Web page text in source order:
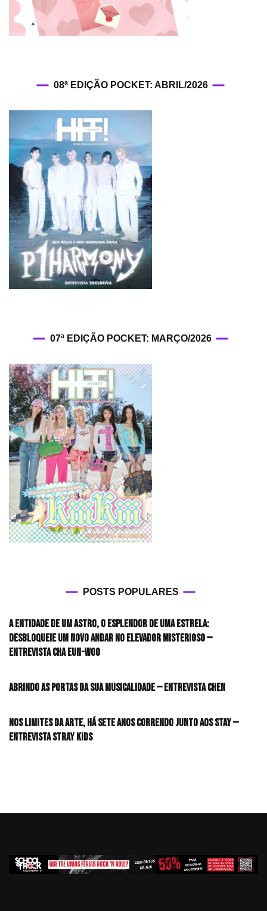
08ª EDIÇÃO POCKET: ABRIL/2026
07ª EDIÇÃO POCKET: MARÇO/2026
POSTS POPULARES
A entidade de um astro, o esplendor de uma estrela:
desbloqueie um novo andar no elevador misterioso —
Entrevista CHA EUN-WOO
Abrindo as portas da sua musicalidade — Entrevista CHEN
Nos limites da arte, há sete anos correndo junto aos STAY —
Entrevista Stray Kids